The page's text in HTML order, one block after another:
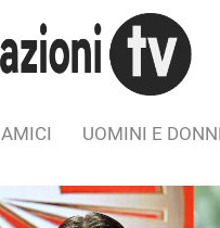
AMICI UOMINI E